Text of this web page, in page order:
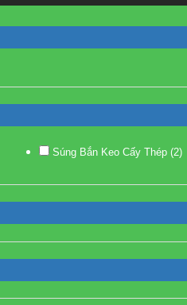
Súng Bắn Keo Cấy Thép(2)